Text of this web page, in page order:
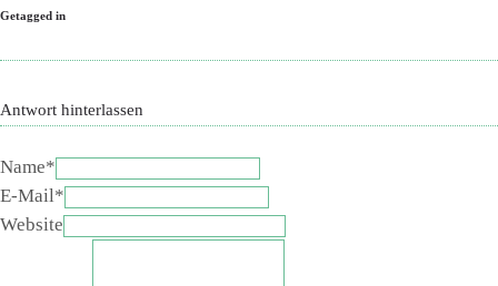
Getagged in
Antwort hinterlassen
Name*
E-Mail*
Website